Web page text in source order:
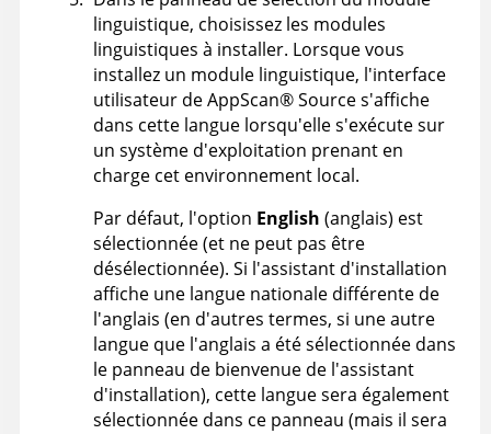
linguistique, choisissez les modules
linguistiques à installer. Lorsque vous
installez un module linguistique, l'interface
utilisateur deAppScan®Sources'affiche
dans cette langue lorsqu'elle s'exécute sur
un système d'exploitation prenant en
charge cet environnement local.
Par défaut, l'option English (anglais) est
sélectionnée (et ne peut pas être
désélectionnée). Si l'assistant d'installation
affiche une langue nationale différente de
l'anglais (en d'autres termes, si une autre
langue que l'anglais a été sélectionnée dans
le panneau de bienvenue de l'assistant
d'installation), cette langue sera également
sélectionnée dans ce panneau (mais il sera